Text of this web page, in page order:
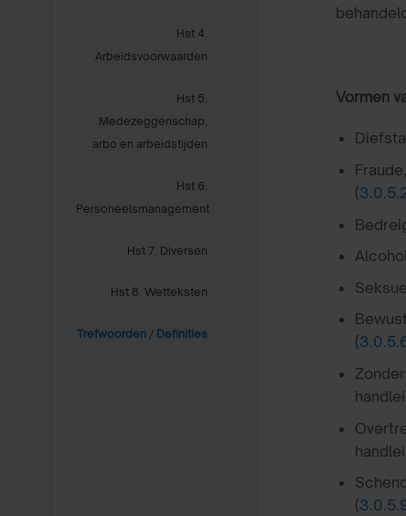
Hst 4.
Arbeidsvoorwaarden
Hst 5.
Medezeggenschap,
arbo en arbeidstijden
Hst 6.
Personeelsmanagement
Hst 7. Diversen
Hst 8. Wetteksten
Trefwoorden / Definities
Vormen
(
(
(